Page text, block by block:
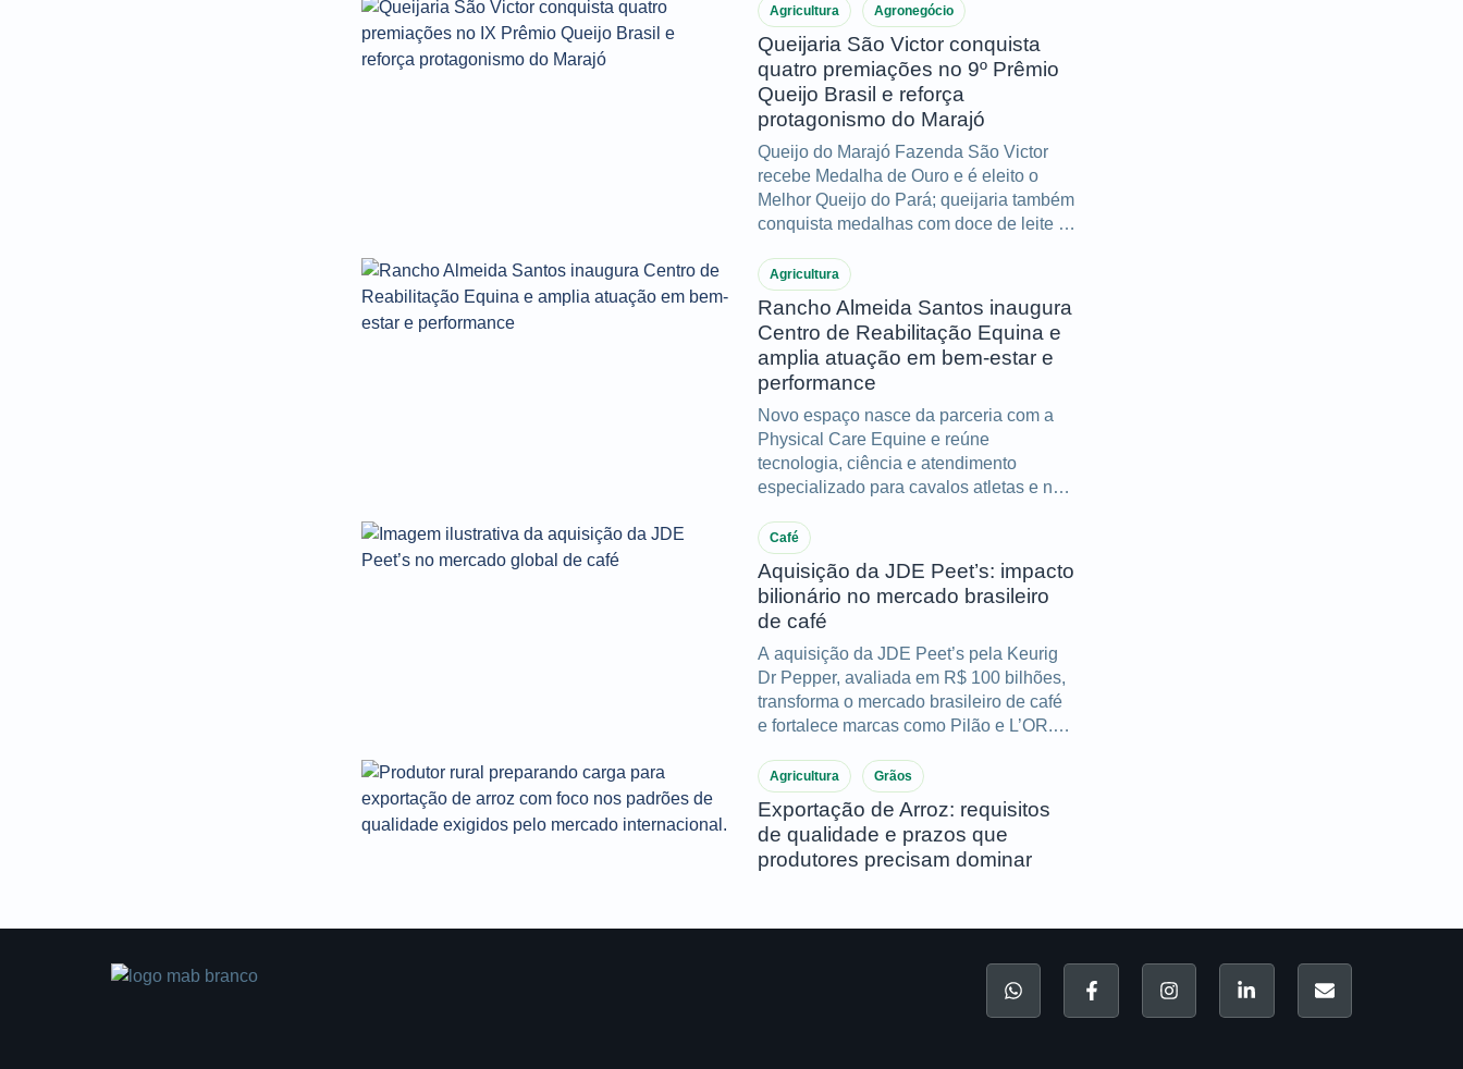
Agricultura Agronegócio
Queijaria São Victor conquista
quatro premiações no 9º Prêmio
Queijo Brasil e reforça
protagonismo do Marajó
Queijo do Marajó Fazenda São Victor
recebe Medalha de Ouro e é eleito o
Melhor Queijo do Pará; queijaria também
conquista medalhas com doce de leite e
Agricultura
Rancho Almeida Santos inaugura
Centro de Reabilitação Equina e
amplia atuação em bem-estar e
performance
Novo espaço nasce da parceria com a
Physical Care Equine e reúne
tecnologia, ciência e atendimento
especializado para cavalos atletas e não
Café
Aquisição da JDE Peet’s: impacto
bilionário no mercado brasileiro
de café
A aquisição da JDE Peet’s pela Keurig
Dr Pepper, avaliada em R$ 100 bilhões,
transforma o mercado brasileiro de café
e fortalece marcas como Pilão e L’OR.
transação bilionária.
Agricultura Grãos
Exportação de Arroz: requisitos
de qualidade e prazos que
produtores precisam dominar